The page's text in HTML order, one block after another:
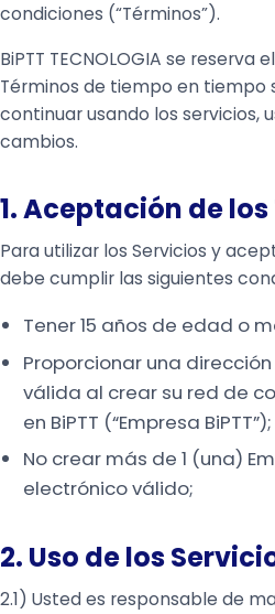
condiciones (“Términos”).
BiPTT TECNOLOGIA se
Términos de tiempo en tiempo
continuar usando los servicios,
cambios.
1. Aceptación de
Para utilizar los Servicios y
debe cumplir las siguientes
Tener 15 años de edad o
Proporcionar una
válida al crear su red de
en BiPTT (“Empresa BiPTT”);
No crear más de 1 (una)
electrónico válido;
2. Uso de los
2.1) Usted es responsable de